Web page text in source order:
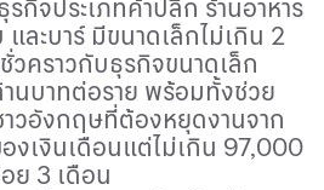
รกิจประเภทค้าปลีก ร้านอาหาร
และบาร์ มีขนาดเล็กไม่เกิน 2
วคราวกับธุรกิจขนาดเล็ก
านบาทต่อราย พร้อมทั้งช่วย
าวอังกฤษที่ต้องหยุดงานจาก
งเงินเดือนแต่ไม่เกิน 97,000
ย 3 เดือน